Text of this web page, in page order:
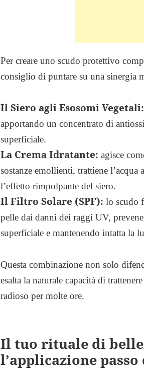
Per creare uno scudo protettivo
consiglio di puntare su una sinergia
Il Siero agli Esosomi Vegetali:
apportando un concentrato di
superficiale.
La Crema Idratante: agisce
sostanze emollienti, trattiene
l’effetto rimpolpante del siero.
Il Filtro Solare (SPF): lo scudo
pelle dai danni dei raggi UV,
superficiale e mantenendo intatta la
Questa combinazione non solo
esalta la naturale capacità di
radioso per molte ore.
Il tuo rituale di
l’applicazione passo